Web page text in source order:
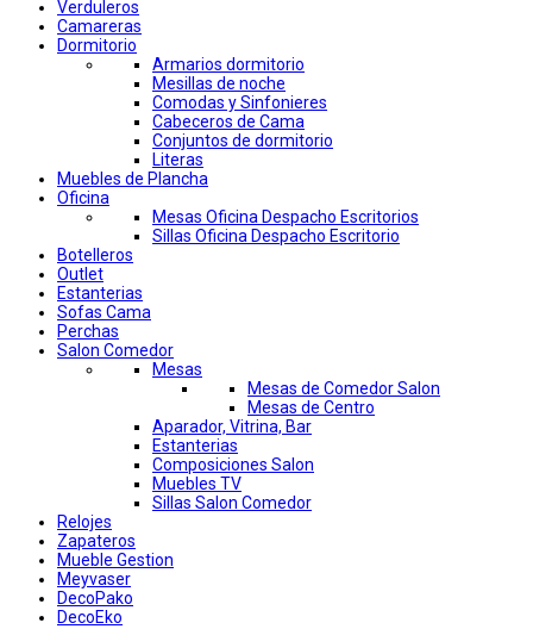
Verduleros
Camareras
Dormitorio
Armarios dormitorio
Mesillas de noche
Comodas y Sinfonieres
Cabeceros de Cama
Conjuntos de dormitorio
Literas
Muebles de Plancha
Oficina
Mesas Oficina Despacho Escritorios
Sillas Oficina Despacho Escritorio
Botelleros
Outlet
Estanterias
Sofas Cama
Perchas
Salon Comedor
Mesas
Mesas de Comedor Salon
Mesas de Centro
Aparador, Vitrina, Bar
Estanterias
Composiciones Salon
Muebles TV
Sillas Salon Comedor
Relojes
Zapateros
Mueble Gestion
Meyvaser
DecoPako
DecoEko